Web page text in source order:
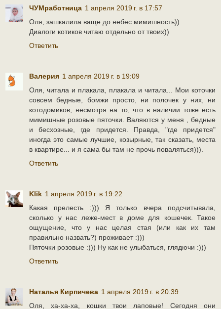
ЧУМработница 1 апреля 2019 г. в 17:57
Оля, зашкалила ваще до небес мимишность))
Диалоги котиков читаю отдельно от твоих))
Ответить
Валерия 1 апреля 2019 г. в 19:09
Оля, читала и плакала, плакала и читала... Мои коточки
совсем бедные, бомжи просто, ни полочек у них, ни
котодомиков, несмотря на то, что в наличии тоже есть
мимишные розовые пяточки. Валяются у меня , бедные
и бесхозные, где придется. Правда, "где придется"
иногда это самые лучшие, козырные, так сказать, места
в квартире... и я сама бы там не прочь поваляться))).
Ответить
Klik 1 апреля 2019 г. в 19:22
Какая прелесть :))) Я только вчера подсчитывала,
сколько у нас леже-мест в доме для кошечек. Такое
ощущение, что у нас целая стая (или как их там
правильно назвать?) проживает :)))
Пяточки розовые :))) Ну как не улыбаться, глядючи :)))
Ответить
Наталья Кирпичева 1 апреля 2019 г. в 20:39
Оля, ха-ха-ха, кошки твои лаповые! Сегодня они